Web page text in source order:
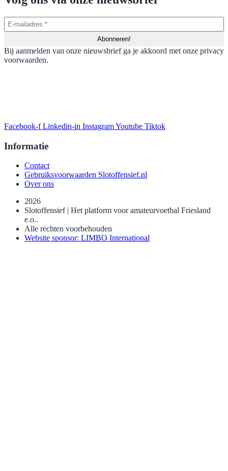
Bij aanmelden van onze nieuwsbrief ga je akkoord met onze privacy
voorwaarden.
Facebook-f Linkedin-in InstagramYoutube Tiktok
Informatie
Contact
Gebruiksvoorwaarden Slotoffensief.nl
Over ons
2026
Slotoffensief | Het platform voor amateurvoetbal Friesland
e.o..
Alle rechten voorbehouden
Website sponsor: LIMBO International